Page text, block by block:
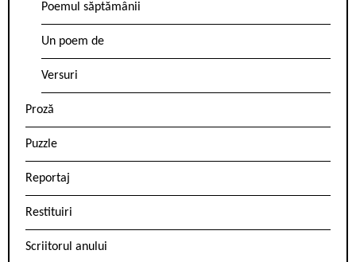
Poemul săptămânii
Un poem de
Versuri
Proză
Puzzle
Reportaj
Restituiri
Scriitorul anului